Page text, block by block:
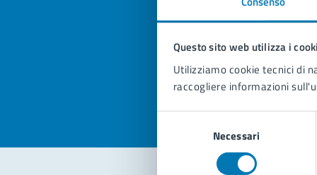
Questo sito web utilizza i
Utilizziamo cookie tecnici di
raccogliere informazioni
consenso
Necessari